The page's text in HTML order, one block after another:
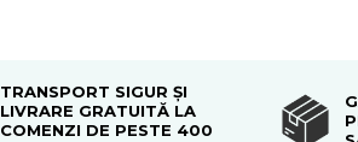
TRANSPORT SIGUR ȘI
LIVRARE GRATUITĂ LA
COMENZI DE PESTE 400